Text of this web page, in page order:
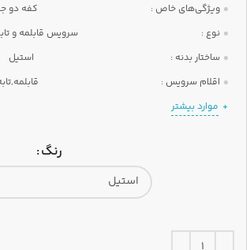
ویژگی‌های خاص :
کفه دو
نوع :
سرویس قابلمه و
ساختار بدنه :
استیل
اقلام سرویس :
موارد بیشتر
رنگ